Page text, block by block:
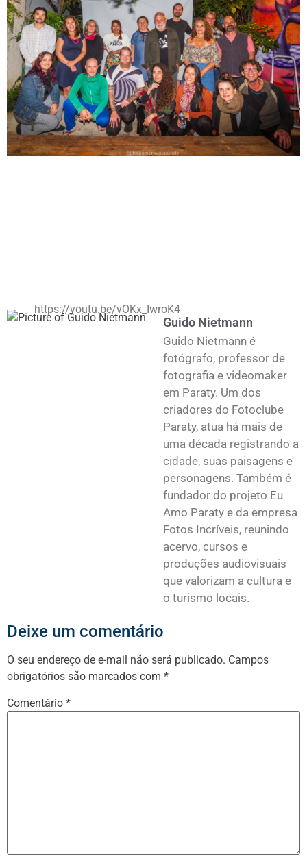
https://youtu.be/vOKx_IwroK4
Guido Nietmann
Guido Nietmann é
fotógrafo, professor de
fotografia e videomaker
em Paraty. Um dos
criadores do Fotoclube
Paraty, atua há mais de
uma década registrando a
cidade, suas paisagens e
personagens. Também é
fundador do projeto Eu
Amo Paraty e da empresa
Fotos Incríveis, reunindo
acervo, cursos e
produções audiovisuais
que valorizam a cultura e
o turismo locais.
Deixe um comentário
O seu endereço de e-mail não será publicado. Campos
obrigatórios são marcados com *
Comentário *